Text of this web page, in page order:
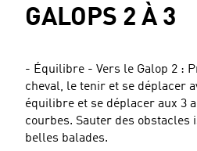
GALOPS 2 À 3
- Équilibre - Vers le Galop 2 :
cheval, le tenir et se déplacer
équilibre et se déplacer aux 3
courbes. Sauter des obstacles
belles balades.